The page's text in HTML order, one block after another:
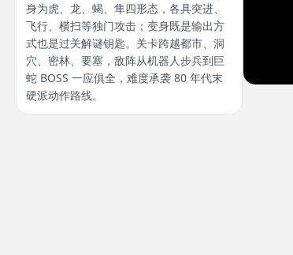
身为虎、龙、蝎、隼四形态，各具突进、
飞行、横扫等独门攻击；变身既是输出方
式也是过关解谜钥匙。关卡跨越都市、洞
穴、密林、要塞，敌阵从机器人步兵到巨
蛇 BOSS 一应俱全，难度承袭 80 年代末
硬派动作路线。